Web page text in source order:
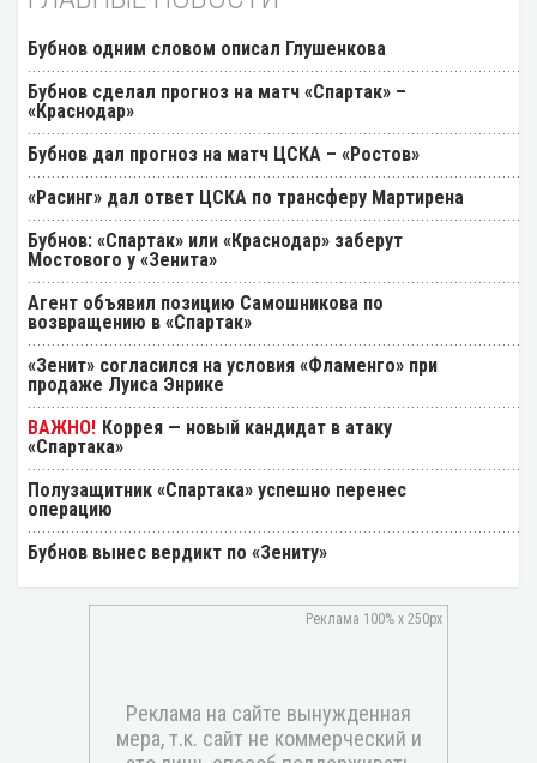
Бубнов одним словом описал Глушенкова
Бубнов сделал прогноз на матч «Спартак» –
«Краснодар»
Бубнов дал прогноз на матч ЦСКА – «Ростов»
«Расинг» дал ответ ЦСКА по трансферу Мартирена
Бубнов: «Спартак» или «Краснодар» заберут
Мостового у «Зенита»
Агент объявил позицию Самошникова по
возвращению в «Спартак»
«Зенит» согласился на условия «Фламенго» при
продаже Луиса Энрике
Коррея — новый кандидат в атаку
«Спартака»
Полузащитник «Спартака» успешно перенес
операцию
Бубнов вынес вердикт по «Зениту»